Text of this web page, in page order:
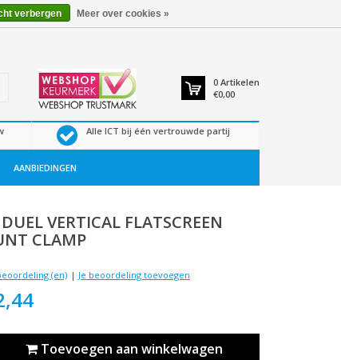
0 Artikelen
€0,00
Alle ICT bij één vertrouwde partij
AANBIEDINGEN
DUEL VERTICAL FLATSCREEN
CLAMP
(en) | Je beoordeling toevoegen
Toevoegen aan winkelwagen
verbergen Meer over cookies »